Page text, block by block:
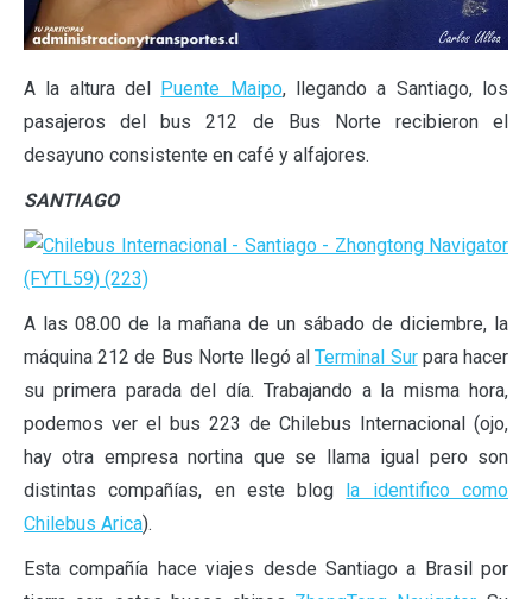
A la altura del Puente Maipo, llegando a Santiago, los
pasajeros del bus 212 de Bus Norte recibieron el
desayuno consistente en café y alfajores.
SANTIAGO
A las 08.00 de la mañana de un sábado de diciembre, la
máquina 212 de Bus Norte llegó alTerminal Surpara hacer
su primera parada del día. Trabajando a la misma hora,
podemos ver el bus 223 de Chilebus Internacional (ojo,
hay otra empresa nortina que se llama igual pero son
distintas compañías, en este blog
la identifico como
Chilebus Arica).
Esta compañía hace viajes desde Santiago a Brasil por